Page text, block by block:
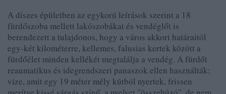
A díszes épületben az egykorú leírások szerint a 18
fürdőszoba mellett lakószobákat és vendéglőt is
berendezett a tulajdonos, hogy a város akkori határaitól
egy-két kilométerre, kellemes, falusias kertek között a
fürdőélet minden kellékét megtalálja a vendég. A fürdőt
reaumatikus és idegrendszeri panaszok ellen használták;
vize, amit egy 19 méter mély kútból nyertek, frissen